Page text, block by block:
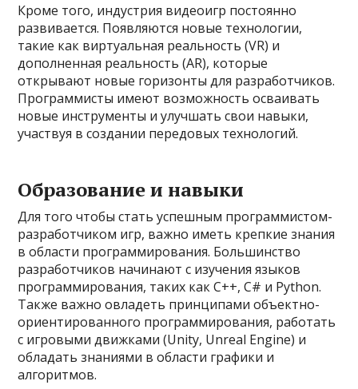
Кроме того, индустрия видеоигр постоянно
развивается. Появляются новые технологии,
такие как виртуальная реальность (VR) и
дополненная реальность (AR), которые
открывают новые горизонты для разработчиков.
Программисты имеют возможность осваивать
новые инструменты и улучшать свои навыки,
участвуя в создании передовых технологий.
Образование и навыки
Для того чтобы стать успешным программистом-
разработчиком игр, важно иметь крепкие знания
в области программирования. Большинство
разработчиков начинают с изучения языков
программирования, таких как C++, C# и Python.
Также важно овладеть принципами объектно-
ориентированного программирования, работать
с игровыми движками (Unity, Unreal Engine) и
обладать знаниями в области графики и
алгоритмов.